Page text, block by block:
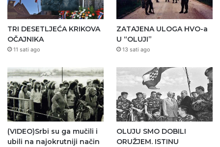
TRI DESETLJEĆA KRIKOVA
OČAJNIKA
11 sati ago
ZATAJENA ULOGA HVO-a
U “OLUJI”
13 sati ago
(VIDEO)Srbi su ga mučili i
ubili na najokrutniji način
OLUJU SMO DOBILI
ORUŽJEM. ISTINU